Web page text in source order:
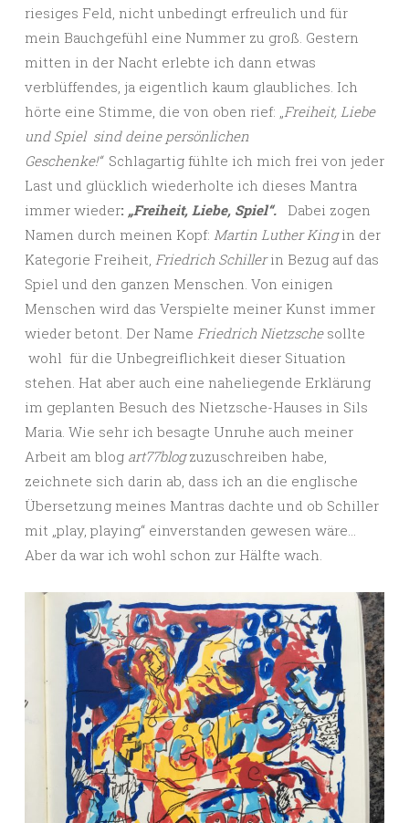
riesiges Feld, nicht unbedingt erfreulich und für
mein Bauchgefühl eine Nummer zu groß. Gestern
mitten in der Nacht erlebte ich dann etwas
verblüffendes, ja eigentlich kaum glaubliches. Ich
hörte eine Stimme, die von oben rief: „Freiheit, Liebe
und Spiel sind deine persönlichen
Geschenke!“ Schlagartig fühlte ich mich frei von jeder
Last und glücklich wiederholte ich dieses Mantra
immer wieder: „Freiheit, Liebe, Spiel“.
Dabei zogen
Namen durch meinen Kopf: Martin Luther Kingin der
Kategorie Freiheit, Friedrich Schillerin Bezug auf das
Spiel und den ganzen Menschen. Von einigen
Menschen wird das Verspielte meiner Kunst immer
wieder betont. Der Name Friedrich Nietzschesollte
wohl für die Unbegreiflichkeit dieser Situation
stehen. Hat aber auch eine naheliegende Erklärung
im geplanten Besuch des Nietzsche-Hauses in Sils
Maria. Wie sehr ich besagte Unruhe auch meiner
Arbeit am blog art77blogzuzuschreiben habe,
zeichnete sich darin ab, dass ich an die englische
Übersetzung meines Mantras dachte und ob Schiller
mit „play, playing“ einverstanden gewesen wäre…
Aber da war ich wohl schon zur Hälfte wach.